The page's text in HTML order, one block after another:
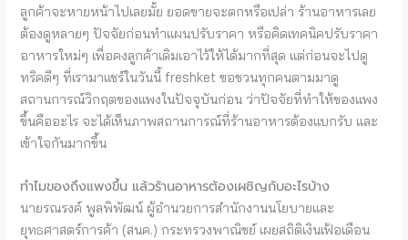
ลูกค้าจะหายหน้าไปเลยมั้ย ยอดขายจะตกหรือเปล่า ร้านอาหารเลย
ต้องดูหลายๆ ปัจจัยก่อนทำแผนปรับราคา หรือคิดเทคนิคปรับราคา
อาหารใหม่ๆ เพื่อคงลูกค้าเดิมเอาไว้ให้ได้มากที่สุด แต่ก่อนจะไปดู
ทริคดีๆ ที่เรามาแชร์ในวันนี้ freshket ขอชวนทุกคนตามมาดู
สถานการณ์วิกฤตของแพงในปัจจุบันก่อน ว่าปัจจัยที่ทำให้ของแพง
ขึ้นคืออะไร จะได้เห็นภาพสถานการณ์ที่ร้านอาหารต้องแบกรับ และ
เข้าใจกันมากขึ้น
ทำไมของถึงแพงขึ้น แล้วร้านอาหารต้องเผชิญกับอะไรบ้าง
นายรณรงค์ พูลพิพัฒน์ ผู้อำนวยการสำนักงานนโยบายและ
ยุทธศาสตร์การค้า (สนค.) กระทรวงพาณิชย์ เผยสถิติเงินเฟ้อเดือน